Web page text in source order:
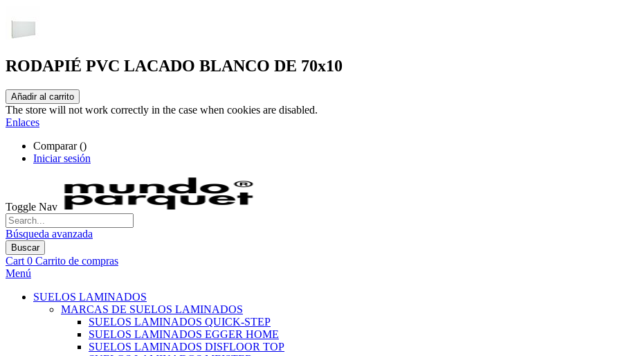
RODAPIÉ PVC LACADO BLANCO DE 70x10
Añadir al carrito
The store will not work correctly in the case when cookies are disabled.
Enlaces
Comparar ()
Iniciar sesión
Toggle Nav
Búsqueda avanzada
Buscar
Cart 0 Carrito de compras
Menú
SUELOS LAMINADOS
MARCAS DE SUELOS LAMINADOS
SUELOS LAMINADOS QUICK-STEP
SUELOS LAMINADOS EGGER HOME
SUELOS LAMINADOS DISFLOOR TOP